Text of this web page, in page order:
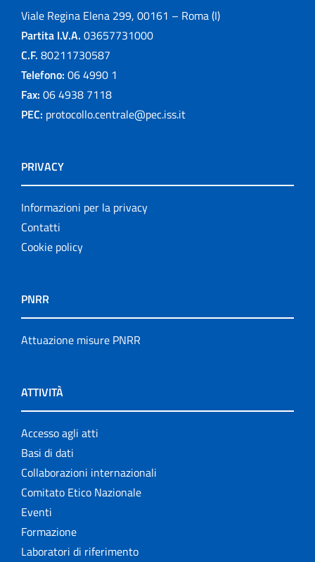
Viale Regina Elena 299, 00161 – Roma (I)
Partita I.V.A. 03657731000
C.F. 80211730587
Telefono: 06 4990 1
Fax: 06 4938 7118
PEC: protocollo.centrale@pec.iss.it
PRIVACY
Informazioni per la privacy
Contatti
Cookie policy
PNRR
Attuazione misure PNRR
ATTIVITÀ
Accesso agli atti
Basi di dati
Collaborazioni internazionali
Comitato Etico Nazionale
Eventi
Formazione
Laboratori di riferimento